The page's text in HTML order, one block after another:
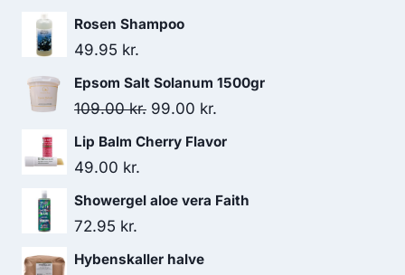
132.00 kr..
Rosen Shampoo
49.95 kr.
Epsom Salt Solanum 1500gr
109.00kr. Den
oprindelige
99.00 kr.
aktuelle
Lip Balm Cherry Flavor
49.00 kr.
Showergel aloe vera Faith
72.95 kr.
Hybenskaller halve